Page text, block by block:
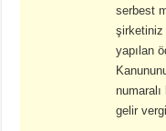
serbest
şirketiniz
yapılan
gelir